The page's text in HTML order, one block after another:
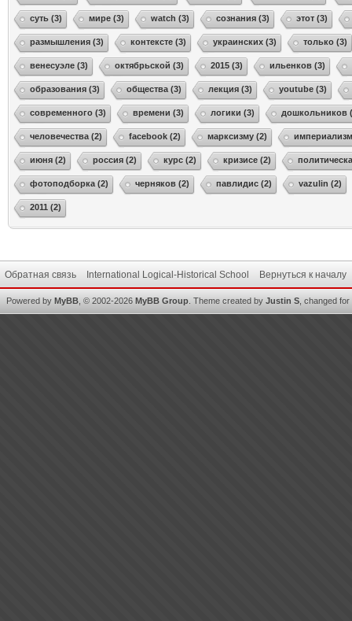
суть (3) мире (3) watch (3) сознания (3) этот (3)
размышления (3) контексте (3) украинских (3) только (3)
венесуэле (3) октябрьской (3) 2015 (3) ильенков (3)
образования (3) общества (3) лекция (3) youtube (3)
современного (3) времени (3) логики (3) дошкольников
человечества (2) facebook (2) марксизму (2)
июня (2) россия (2) курс (2) кризисе (2)
фотоподборка (2) черняков (2) павлидис (2) vazulin (2)
2011 (2)
Обратная связь International Logical-Historical School Вернуться к началу
Powered by MyBB , © 2002-2026 MyBB Group Theme created by Justin S , changed